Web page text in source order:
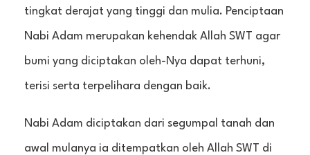
tingkat derajat yang tinggi dan mulia. Penciptaan
Nabi Adam merupakan kehendak Allah SWT agar
bumi yang diciptakan oleh-Nya dapat terhuni,
terisi serta terpelihara dengan baik.
Nabi Adam diciptakan dari segumpal tanah dan
awal mulanya ia ditempatkan oleh Allah SWT di